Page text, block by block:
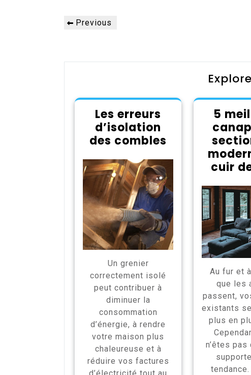
Navigation
de
Previous
Previous
Les erreurs
d’isolation
des combles
Un grenier
correctement isolé
peut contribuer à
diminuer la
consommation
d’énergie, à rendre
votre maison plus
chaleureuse et à
réduire vos factures
5
cuir
Au fur et
que les
passent,
existants
plus en
n’êtes